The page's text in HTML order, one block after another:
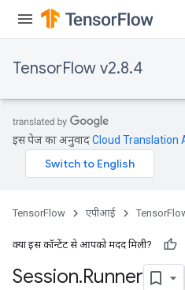
TensorFlow v2.8.4
इस पेज का अनुवादCloud Translation
TensorFlow एपीआई
क्या इस कॉन्टेंट से आपको मदद मिली?
Session.Runner